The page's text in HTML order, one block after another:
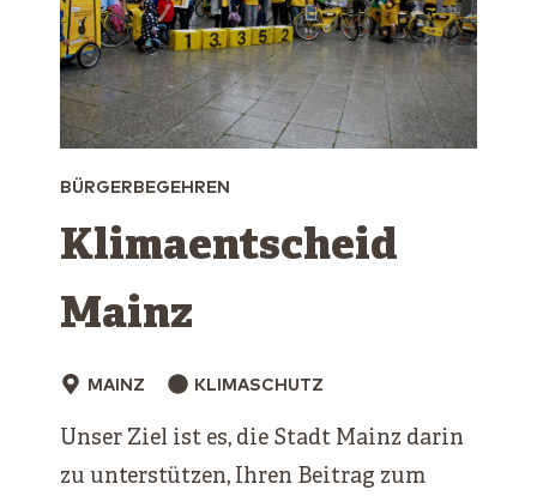
BÜRGERBEGEHREN
Klimaentscheid
Mainz
MAINZ KLIMASCHUTZ
Unser Ziel ist es, die Stadt Mainz darin
zu unterstützen, Ihren Beitrag zum